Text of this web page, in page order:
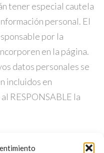
tener especial cautela
personal. El
por la
en la página.
datos personales se
incluidos en
RESPONSABLE la